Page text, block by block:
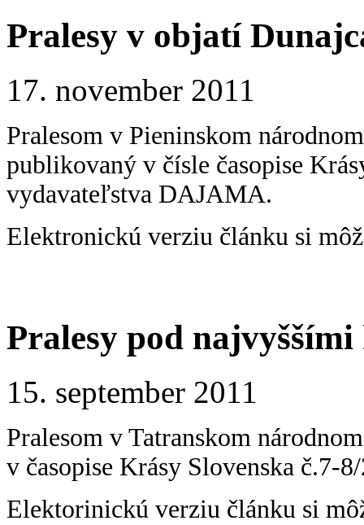
Pralesy v objatí
17. november 2011
Pralesom v Pieninskom
publikovaný v čísle časopise
vydavateľstva DAJAMA.
Elektronickú verziu článku si
Pralesy pod
15. september 2011
Pralesom v Tatranskom
v časopise Krásy Slovenska č.7-
Elektorinickú verziu článku si